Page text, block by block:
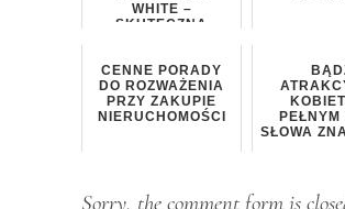
WHITE –
SKUTECZNA
CENNE PORADY
DO ROZWAŻENIA
PRZY ZAKUPIE
NIERUCHOMOŚCI
PEŁNYM
SŁOWA
Sorry, the comment form is